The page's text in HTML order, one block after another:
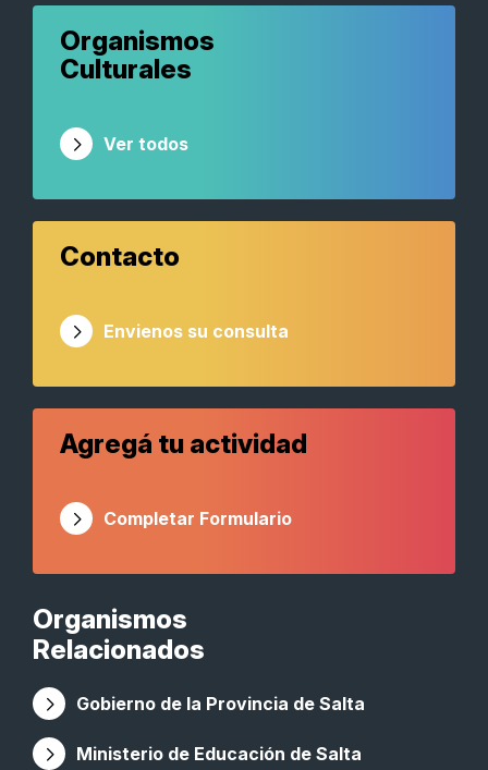
Organismos
Relacionados
Gobierno de la Provincia de Salta
Ministerio de Educación de Salta
Organismos
Culturales
Ver todos
Contacto
Envienos su consulta
Agregá tu actividad
Completar Formulario